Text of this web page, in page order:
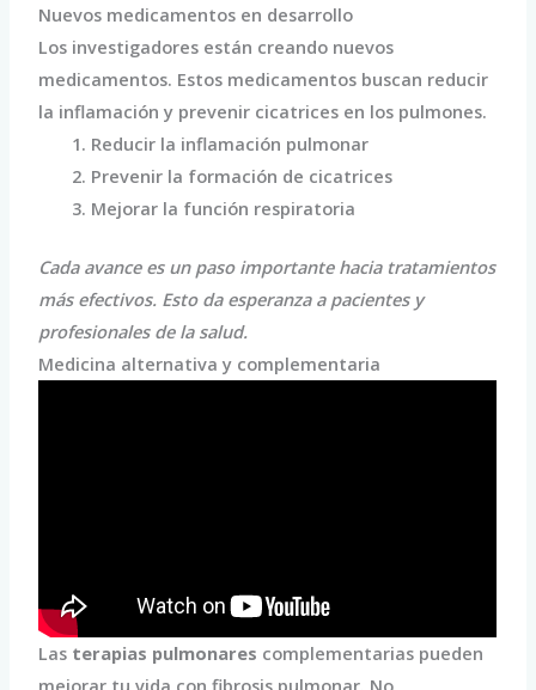
Nuevos medicamentos en desarrollo
Los investigadores están creando nuevos
medicamentos. Estos medicamentos buscan reducir
la inflamación y prevenir cicatrices en los pulmones.
Reducir la inflamación pulmonar
Prevenir la formación de cicatrices
Mejorar la función respiratoria
Cada avance es un paso importante hacia tratamientos
más efectivos. Esto da esperanza a pacientes y
profesionales de la salud.
Medicina alternativa y complementaria
Las terapias pulmonares complementarias pueden